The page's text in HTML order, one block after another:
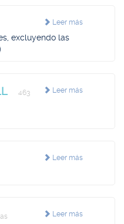
Leer más
excluyendo las
Leer más
463
Leer más
Leer más